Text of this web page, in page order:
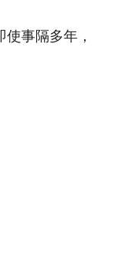
事隔多年，